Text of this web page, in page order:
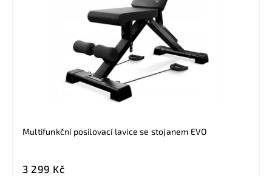
Multifunkční posilovací lavice se stojanem EVO
3 299 Kč